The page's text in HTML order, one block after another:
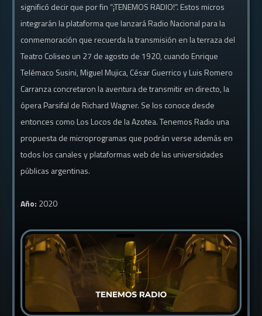
significó decir que por fin “¡TENEMOS RADIO!”. Estos micros
integrarán la plataforma que lanzará Radio Nacional para la
conmemoración que recuerda la transmisión en la terraza del
Teatro Coliseo un 27 de agosto de 1920, cuando Enrique
Telémaco Susini, Miguel Mujica, César Guerrico y Luis Romero
Carranza concretaron la aventura de transmitir en directo, la
ópera Parsifal de Richard Wagner. Se los conoce desde
entonces como Los Locos de la Azotea. Tenemos Radio una
propuesta de microprogramas que podrán verse además en
todos los canales y plataformas web de las universidades
públicas argentinas.
Año: 2020